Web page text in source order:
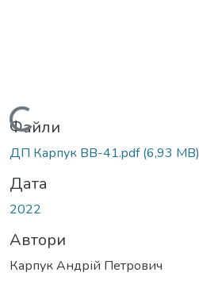
Вантажиться...
Файли
ДП Карпук ВВ-41.pdf(6,93 MB)
Дата
2022
Автори
Карпук Андрій Петрович